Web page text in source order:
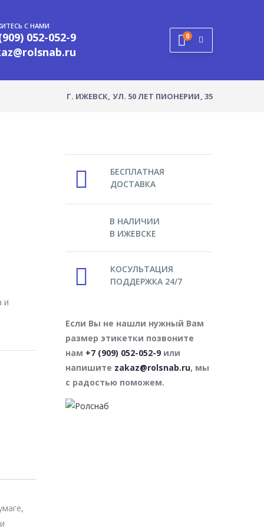
С НАМИ
052-052-9
0
Г. ИЖЕВСК, УЛ. 50 ЛЕТ ПИОНЕРИИ, 35
и
БЕСПЛАТНАЯ
ДОСТАВКА
В НАЛИЧИИ
В ИЖЕВСКЕ
КОСУЛЬТАЦИЯ
ПОДДЕРЖКА 24/7
Если Вы не нашли нужный Вам
размер этикетки позвоните
нам +7 (909) 052-052-9 или
напишите zakaz@rolsnab.ru, мы
с радостью поможем.